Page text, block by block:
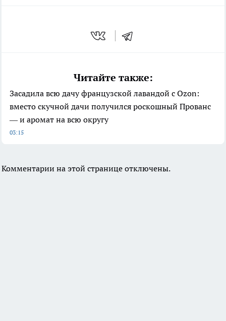
Читайте также:
Засадила всю дачу французской лавандой с Ozon:
вместо скучной дачи получился роскошный Прованс
— и аромат на всю округу
03:15
Комментарии на этой странице отключены.